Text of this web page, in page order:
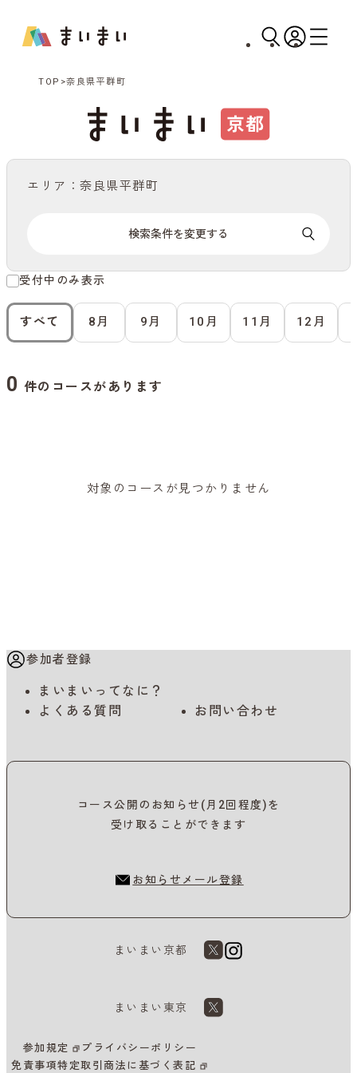
TOP 奈良県平群町
エリア：奈良県平群町
検索条件を変更する
受付中のみ表示
すべて 8月 9月 10月 11月 12月
0 件のコースがあります
対象のコースが見つかりません
参加者登録
まいまいってなに？
よくある質問
お問い合わせ
コース公開のお知らせ(月2回程度)を
受け取ることができます
お知らせメール登録
まいまい京都
まいまい東京
参加規定
プライバシーポリシー
免責事項特定取引商法に基づく表記